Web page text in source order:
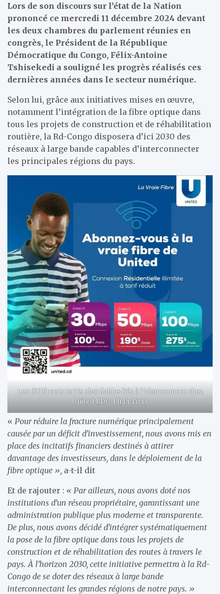
Lors de son discours sur l’état de la Nation
prononcé ce mercredi 11 décembre 2024 devant
les deux chambres du parlement réunies en
congrès, le Président de la République
Démocratique du Congo, Félix-Antoine
Tshisekedi a souligné les progrès réalisés ces
dernières années dans le secteur numérique.
Selon lui, grâce aux initiatives mises en œuvre,
notamment l’intégration de la fibre optique dans
tous les projets de construction et de réhabilitation
routière, la Rd-Congo disposera d’ici 2030 des
réseaux à large bande capables d’interconnecter
les principales régions du pays.
Les différents tarifs abordables liés à l’abonnement chez
United RDC. Ph.Dr.Tiers
« Pour réduire la fracture numérique principalement
causée par un déficit d’investissement, nous avons mis en
place des incitatifs financiers destinés à attirer
davantage des investisseurs, dans le déploiement de la
fibre optique », a-t-il dit
Et de rajouter : « Par ailleurs, nous avons doté nos
institutions d’un réseau propriétaire, garantissant une
administration publique plus moderne et transparente.
De plus, nous avons décidé d’intégrer systématiquement
la pose de la fibre optique dans tous les projets de
construction et de réhabilitation des routes à travers le
pays. À l’horizon 2030, cette initiative permettra à la Rd-
Congo de se doter des réseaux à large bande
interconnectant les grandes régions de notre pays. »